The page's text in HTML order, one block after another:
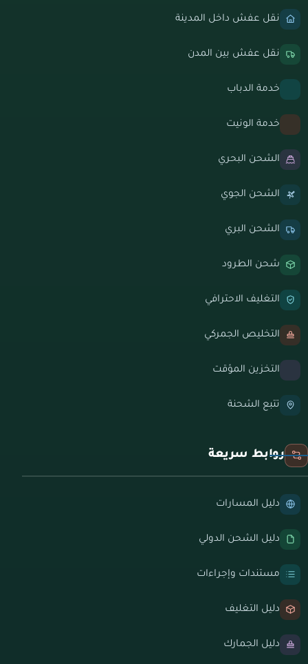
نقل عفش داخل المدينة
نقل عفش بين المدن
خدمة الدباب
خدمة الونيت
الشحن البحري
الشحن الجوي
الشحن البري
شحن الطرود
التغليف الاحترافي
التخليص الجمركي
التخزين المؤقت
تتبع الشحنة
روابط سريعة
دليل المسارات
دليل الشحن الدولي
مستندات وإجراءات
دليل التغليف
دليل الجمارك